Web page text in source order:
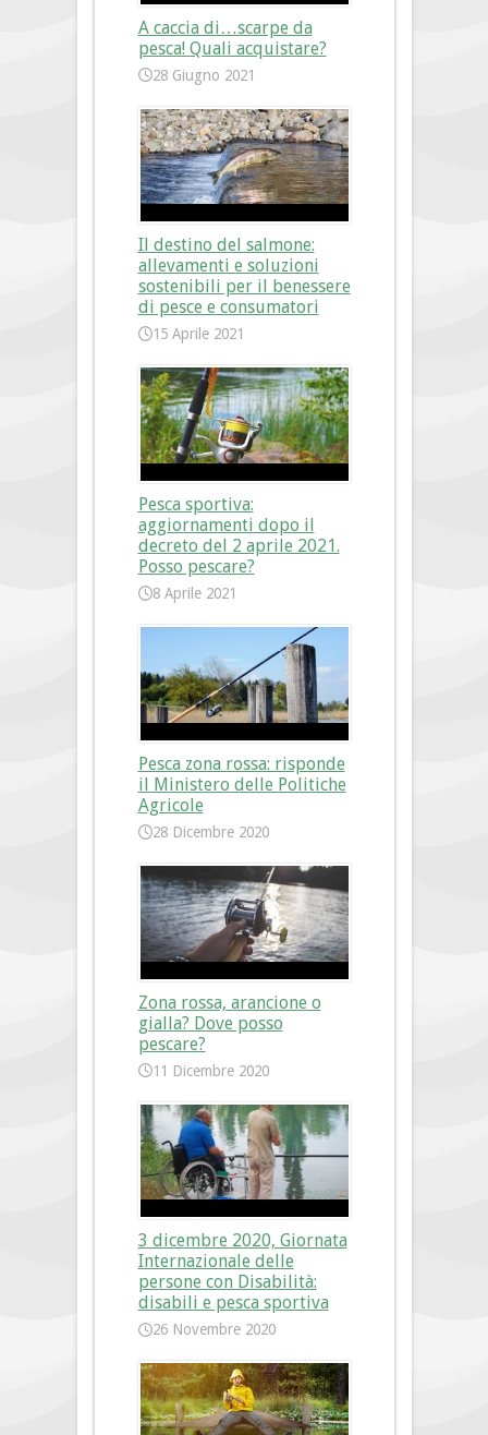
A caccia di…scarpe da
pesca! Quali acquistare?
28 Giugno 2021
Il destino del salmone:
allevamenti e soluzioni
sostenibili per il benessere
di pesce e consumatori
15 Aprile 2021
Pesca sportiva:
aggiornamenti dopo il
decreto del 2 aprile 2021.
Posso pescare?
8 Aprile 2021
Pesca zona rossa: risponde
il Ministero delle Politiche
Agricole
28 Dicembre 2020
Zona rossa, arancione o
gialla? Dove posso
pescare?
11 Dicembre 2020
3 dicembre 2020, Giornata
Internazionale delle
persone con Disabilità:
disabili e pesca sportiva
26 Novembre 2020